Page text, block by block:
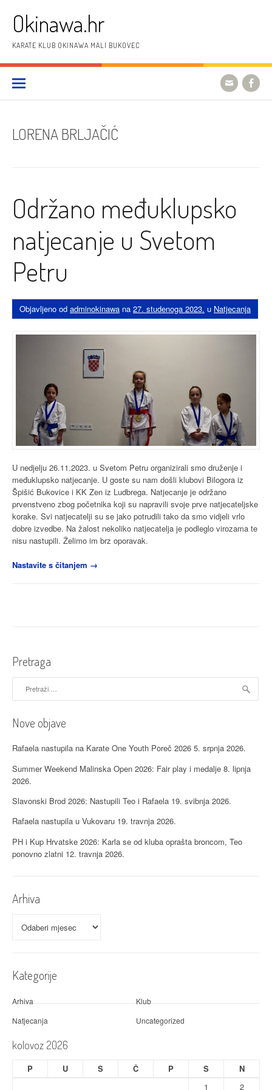
sadržajOkinawa.hr
KARATE KLUB OKINAWA MALI BUKOVEC
LORENA BRLJAČIĆ
Održano međuklupsko
natjecanje u Svetom
Petru
Objavljeno od adminokinawa na 27. studenoga 2023. u Natjecanja
U nedjelju 26.11.2023. u Svetom Petru organizirali smo druženje i
međuklupsko natjecanje. U goste su nam došli klubovi Bilogora iz
Špišić Bukovice i KK Zen iz Ludbrega. Natjecanje je održano
prvenstveno zbog početnika koji su napravili svoje prve natjecateljske
korake. Svi natjecatelji su se jako potrudili tako da smo vidjeli vrlo
dobre izvedbe. Na žalost nekoliko natjecatelja je podleglo virozama te
nisu nastupili. Želimo im brz oporavak.
Nastavite s čitanjem “Održano
→
Pretraga
Nove objave
Rafaela nastupila na Karate One Youth Poreč 2026 5. srpnja 2026.
Summer Weekend Malinska Open 2026: Fair play i medalje 8. lipnja
2026.
Slavonski Brod 2026: Nastupili Teo i Rafaela 19. svibnja 2026.
Rafaela nastupila u Vukovaru 19. travnja 2026.
PH i Kup Hrvatske 2026: Karla se od kluba oprašta broncom, Teo
ponovno zlatni 12. travnja 2026.
Arhiva
Kategorije
Arhiva
Klub
Natjecanja
Uncategorized
kolovoz 2026
P U S Č P S
N
1
2